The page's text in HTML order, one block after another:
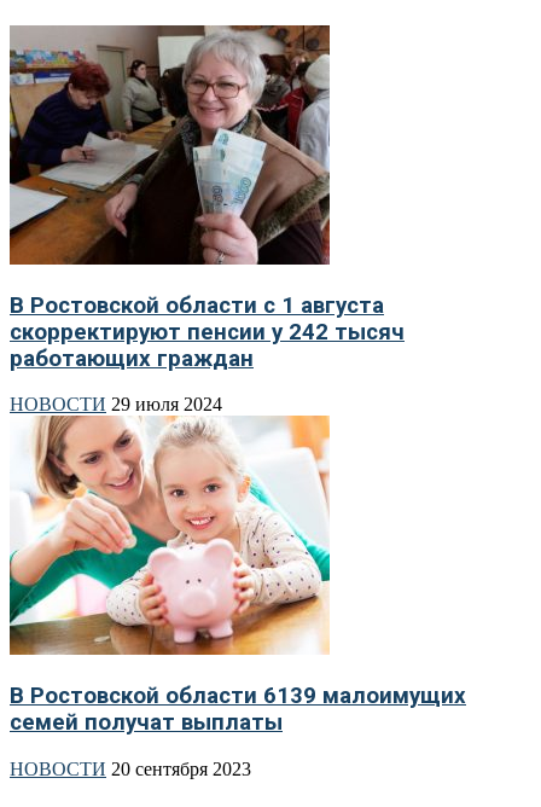
В Ростовской области с 1 августа
скорректируют пенсии у 242 тысяч
работающих граждан
НОВОСТИ 29 июля 2024
В Ростовской области 6139 малоимущих
семей получат выплаты
НОВОСТИ 20 сентября 2023